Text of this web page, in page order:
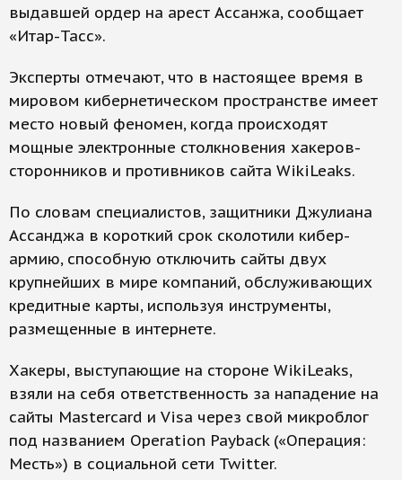
выдавшей ордер на арест Ассанжа, сообщает
«Итар-Тасс».
Эксперты отмечают, что в настоящее время в
мировом кибернетическом пространстве имеет
место новый феномен, когда происходят
мощные электронные столкновения хакеров-
сторонников и противников сайта WikiLeaks.
По словам специалистов, защитники Джулиана
Ассанджа в короткий срок сколотили кибер-
армию, способную отключить сайты двух
крупнейших в мире компаний, обслуживающих
кредитные карты, используя инструменты,
размещенные в интернете.
Хакеры, выступающие на стороне WikiLeaks,
взяли на себя ответственность за нападение на
сайты Mastercard и Visa через свой микроблог
под названием Operation Payback («Операция:
Месть») в социальной сети Twitter.